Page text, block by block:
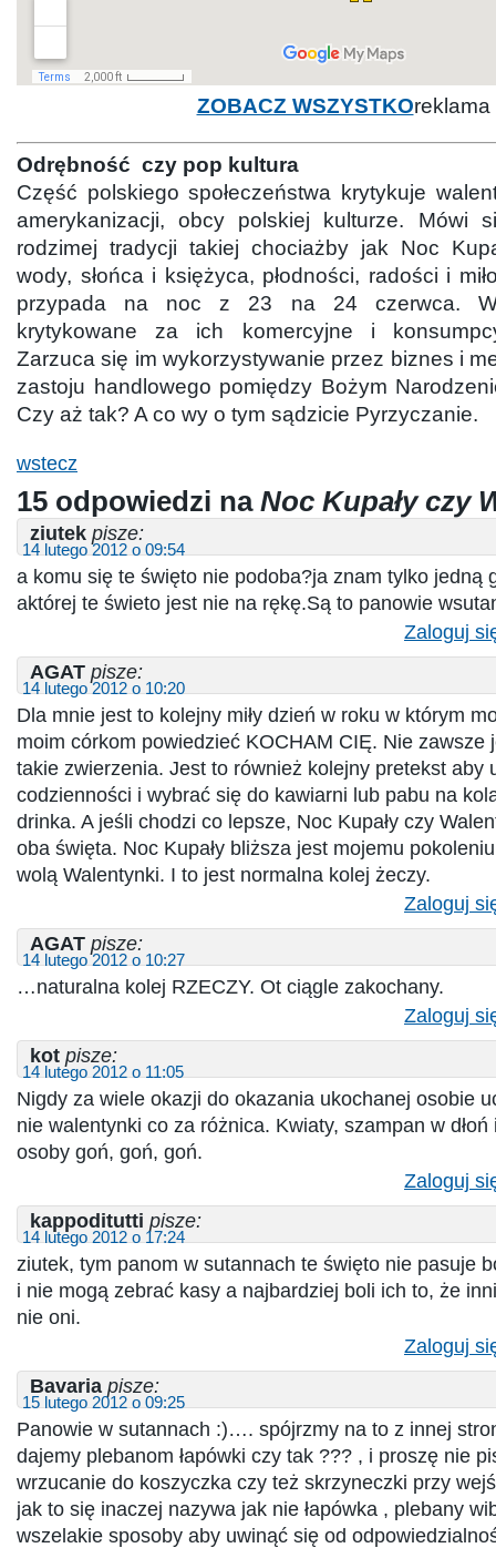
ZOBACZ WSZYSTKOreklama
Odrębność czy pop kultura
Część polskiego społeczeństwa krytykuje
amerykanizacji, obcy polskiej kulturze. Mówi
rodzimej tradycji takiej chociażby jak Noc
wody, słońca i księżyca, płodności, radości i
przypada na noc z 23 na 24 czerwca.
krytykowane za ich komercyjne i
Zarzuca się im wykorzystywanie przez biznes i
zastoju handlowego pomiędzy Bożym
Czy aż tak? A co wy o tym sądzicie Pyrzyczanie.
wstecz
15 odpowiedzi na Noc Kupały czy
ziutek pisze:
14 lutego 2012 o 09:54
a komu się te święto nie podoba?ja znam tylko jedną
aktórej te świeto jest nie na rękę.Są to panowie
Zaloguj
AGAT pisze:
14 lutego 2012 o 10:20
Dla mnie jest to kolejny miły dzień w roku w którym
moim córkom powiedzieć KOCHAM CIĘ. Nie zawsze
takie zwierzenia. Jest to również kolejny pretekst aby
codzienności i wybrać się do kawiarni lub pabu na
drinka. A jeśli chodzi co lepsze, Noc Kupały czy
oba święta. Noc Kupały bliższa jest mojemu
wolą Walentynki. I to jest normalna kolej żeczy.
Zaloguj
AGAT pisze:
14 lutego 2012 o 10:27
…naturalna kolej RZECZY. Ot ciągle zakochany.
Zaloguj
kot pisze:
14 lutego 2012 o 11:05
Nigdy za wiele okazji do okazania ukochanej osobie
nie walentynki co za różnica. Kwiaty, szampan w
osoby goń, goń, goń.
Zaloguj
kappoditutti pisze:
14 lutego 2012 o 17:24
ziutek, tym panom w sutannach te święto nie pasuje
i nie mogą zebrać kasy a najbardziej boli ich to, że
nie oni.
Zaloguj
Bavaria pisze:
15 lutego 2012 o 09:25
Panowie w sutannach :)…. spójrzmy na to z innej
dajemy plebanom łapówki czy tak ??? , i proszę nie
wrzucanie do koszyczka czy też skrzyneczki przy
jak to się inaczej nazywa jak nie łapówka , plebany
wszelakie sposoby aby uwinąć się od